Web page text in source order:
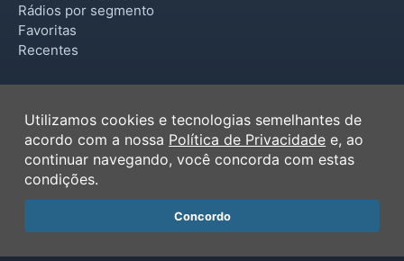
Rádios por segmento
Favoritas
Recentes
Termos de Uso
Política de Privacidade
Ferramentas
Contato
Utilizamos cookies e tecnologias semelhantes de
acordo com a nossa Política de Privacidade e, ao
continuar navegando, você concorda com estas
condições.
Concordo